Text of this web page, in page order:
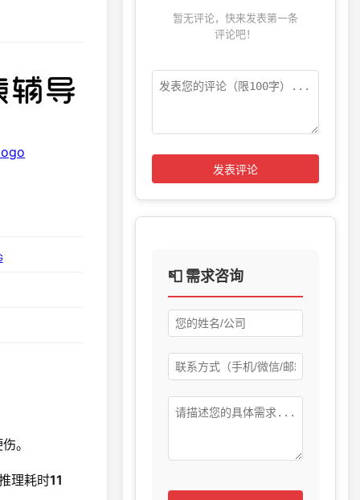
。
理耗时11
暂无评论，快来发表第一条
评论吧！
发表评论
📮 需求咨询